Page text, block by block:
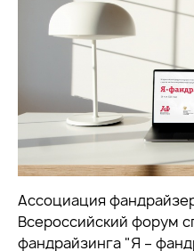
Ассоциация
Всероссийский форум
фандрайзинга "Я –